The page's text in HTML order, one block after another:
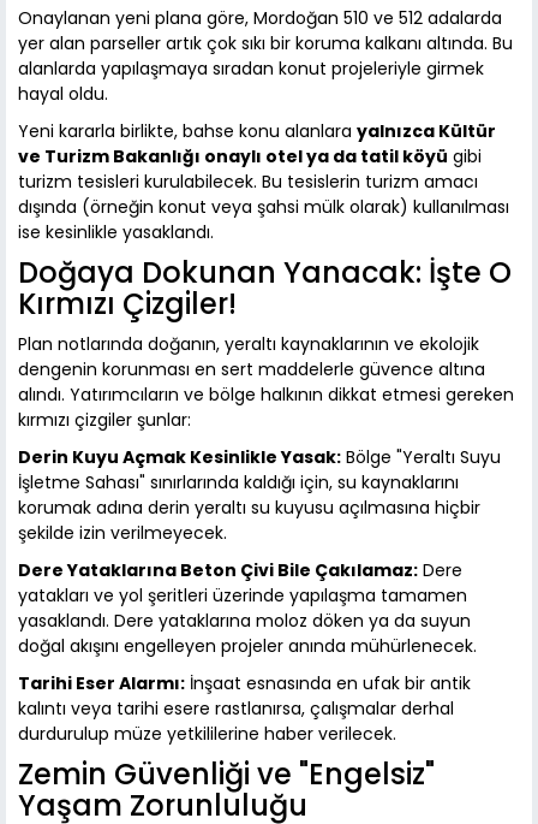
Onaylanan yeni plana göre, Mordoğan 510 ve 512 adalarda
yer alan parseller artık çok sıkı bir koruma kalkanı altında. Bu
alanlarda yapılaşmaya sıradan konut projeleriyle girmek
hayal oldu.
Yeni kararla birlikte, bahse konu alanlara yalnızca Kültür
ve Turizm Bakanlığı onaylı otel ya da tatil köyü gibi
turizm tesisleri kurulabilecek. Bu tesislerin turizm amacı
dışında (örneğin konut veya şahsi mülk olarak) kullanılması
ise kesinlikle yasaklandı.
Doğaya Dokunan Yanacak: İşte O
Kırmızı Çizgiler!
Plan notlarında doğanın, yeraltı kaynaklarının ve ekolojik
dengenin korunması en sert maddelerle güvence altına
alındı. Yatırımcıların ve bölge halkının dikkat etmesi gereken
kırmızı çizgiler şunlar:
Derin Kuyu Açmak Kesinlikle Yasak: Bölge "Yeraltı Suyu
İşletme Sahası" sınırlarında kaldığı için, su kaynaklarını
korumak adına derin yeraltı su kuyusu açılmasına hiçbir
şekilde izin verilmeyecek.
Dere Yataklarına Beton Çivi Bile Çakılamaz: Dere
yatakları ve yol şeritleri üzerinde yapılaşma tamamen
yasaklandı. Dere yataklarına moloz döken ya da suyun
doğal akışını engelleyen projeler anında mühürlenecek.
Tarihi Eser Alarmı: İnşaat esnasında en ufak bir antik
kalıntı veya tarihi esere rastlanırsa, çalışmalar derhal
durdurulup müze yetkililerine haber verilecek.
Zemin Güvenliği ve "Engelsiz"
Yaşam Zorunluluğu